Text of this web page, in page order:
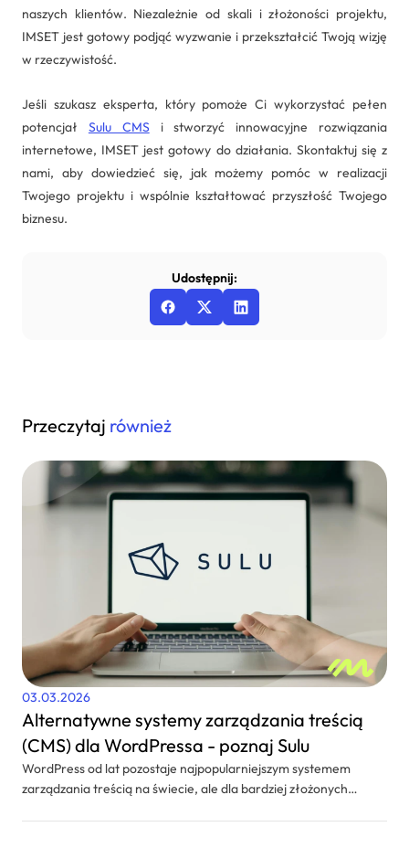
naszych klientów. Niezależnie od skali i złożoności projektu,
IMSET jest gotowy podjąć wyzwanie i przekształcić Twoją wizję
w rzeczywistość.
Jeśli szukasz eksperta, który pomoże Ci wykorzystać pełen
potencjał Sulu CMS i stworzyć innowacyjne rozwiązania
internetowe, IMSET jest gotowy do działania. Skontaktuj się z
nami, aby dowiedzieć się, jak możemy pomóc w realizacji
Twojego projektu i wspólnie kształtować przyszłość Twojego
biznesu.
Udostępnij:
Przeczytaj również
03.03.2026
Alternatywne systemy zarządzania treścią
(CMS) dla WordPressa - poznaj Sulu
WordPress od lat pozostaje najpopularniejszym systemem
zarządzania treścią na świecie, ale dla bardziej złożonych